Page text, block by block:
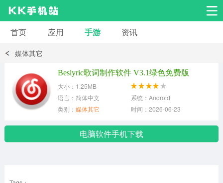
安卓应用
小说漫画
首页 应用 手游 资讯
媒体其它
Beslyric歌词制作软件 V3.1绿色免费版
大小：1.25MB
语言：简体中文
系统：Android
类别： 媒体其它 时间：2026-06-23
电脑软件手机下载